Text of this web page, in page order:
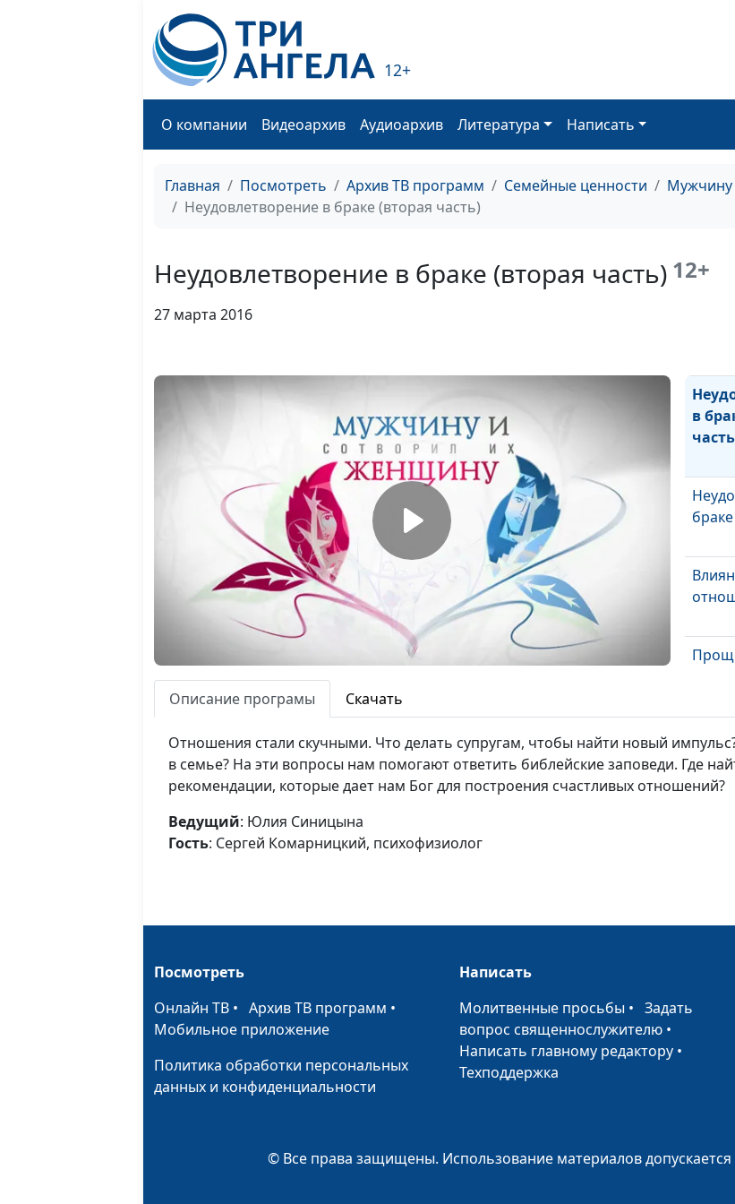
12+
О компании Видеоархив Аудиоархив Литература Написать
Главная Посмотреть Архив ТВ программ Семейные ценности
Мужчину
Неудовлетворение в браке (вторая часть)
Неудовлетворение в браке (вторая часть) 12+
27 марта 2016
в
часть)
Как
Описание програмы Скачать
Отношения стали скучными. Что делать супругам, чтобы найти новый
в семье? На эти вопросы нам помогают ответить библейские заповеди. Где
рекомендации, которые дает нам Бог для построения счастливых отношений?
Ведущий: Юлия Синицына
Гость: Сергей Комарницкий, психофизиолог
Посмотреть
Онлайн ТВ • Архив ТВ программ •
Мобильное приложение
Политика обработки персональных
данных и конфиденциальности
Написать
Молитвенные просьбы •Задать
вопрос священнослужителю •
Написать главному редактору •
Техподдержка
© Все права защищены. Использование материалов допускается